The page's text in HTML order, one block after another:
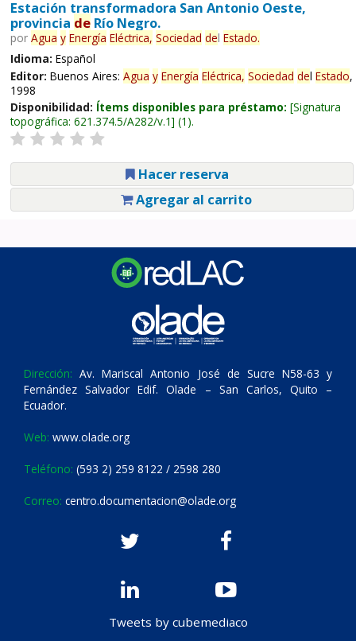
Estación transformadora San Antonio Oeste,
provincia deRío Negro.
por Agua y Energía Eléctrica, Sociedad del Estado.
Idioma: Español
Editor: Buenos Aires: Agua y Energía Eléctrica, Sociedad del Estado,
1998
Disponibilidad: Ítems disponibles para préstamo: Signatura
topográfica: 621.374.5/A282/v.1 (1).
Hacer reserva
Agregar al carrito
Dirección: Av. Mariscal Antonio José de Sucre N58-63 y
Fernández Salvador Edif. Olade – San Carlos, Quito –
Ecuador.
Web: www.olade.org
Teléfono: (593 2) 259 8122 / 2598 280
Correo: centro.documentacion@olade.org
Tweets by cubemediaco